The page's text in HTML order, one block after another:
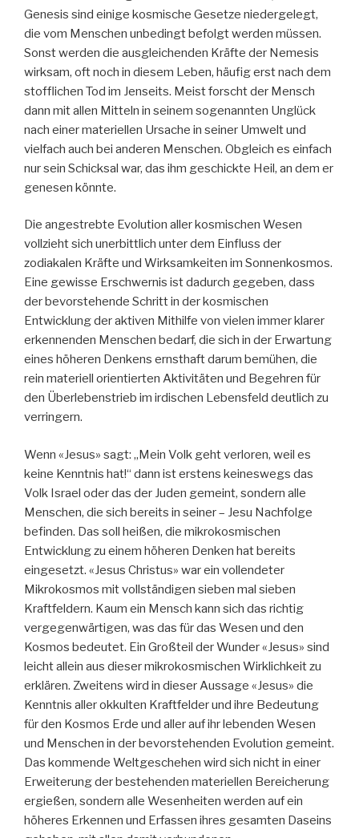
Genesis sind einige kosmische Gesetze niedergelegt,
die vom Menschen unbedingt befolgt werden müssen.
Sonst werden die ausgleichenden Kräfte der Nemesis
wirksam, oft noch in diesem Leben, häufig erst nach dem
stofflichen Tod im Jenseits. Meist forscht der Mensch
dann mit allen Mitteln in seinem sogenannten Unglück
nach einer materiellen Ursache in seiner Umwelt und
vielfach auch bei anderen Menschen. Obgleich es einfach
nur sein Schicksal war, das ihm geschickte Heil, an dem er
genesen könnte.
Die angestrebte Evolution aller kosmischen Wesen
vollzieht sich unerbittlich unter dem Einfluss der
zodiakalen Kräfte und Wirksamkeiten im Sonnenkosmos.
Eine gewisse Erschwernis ist dadurch gegeben, dass
der bevorstehende Schritt in der kosmischen
Entwicklung der aktiven Mithilfe von vielen immer klarer
erkennenden Menschen bedarf, die sich in der Erwartung
eines höheren Denkens ernsthaft darum bemühen, die
rein materiell orientierten Aktivitäten und Begehren für
den Überlebenstrieb im irdischen Lebensfeld deutlich zu
verringern.
Wenn «Jesus» sagt: „Mein Volk geht verloren, weil es
keine Kenntnis hat!“ dann ist erstens keineswegs das
Volk Israel oder das der Juden gemeint, sondern alle
Menschen, die sich bereits in seiner – Jesu Nachfolge
befinden. Das soll heißen, die mikrokosmischen
Entwicklung zu einem höheren Denken hat bereits
eingesetzt. «Jesus Christus» war ein vollendeter
Mikrokosmos mit vollständigen sieben mal sieben
Kraftfeldern. Kaum ein Mensch kann sich das richtig
vergegenwärtigen, was das für das Wesen und den
Kosmos bedeutet. Ein Großteil der Wunder «Jesus» sind
leicht allein aus dieser mikrokosmischen Wirklichkeit zu
erklären. Zweitens wird in dieser Aussage «Jesus» die
Kenntnis aller okkulten Kraftfelder und ihre Bedeutung
für den Kosmos Erde und aller auf ihr lebenden Wesen
und Menschen in der bevorstehenden Evolution gemeint.
Das kommende Weltgeschehen wird sich nicht in einer
Erweiterung der bestehenden materiellen Bereicherung
ergießen, sondern alle Wesenheiten werden auf ein
höheres Erkennen und Erfassen ihres gesamten Daseins